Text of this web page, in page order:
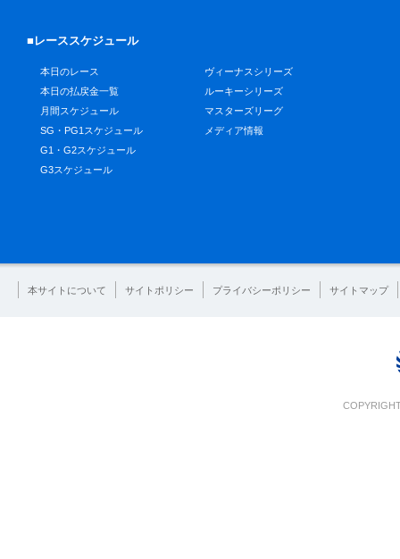
■レーススケジュール
本日のレース
本日の払戻金一覧
月間スケジュール
SG・PG1スケジュール
G1・G2スケジュール
G3スケジュール
ヴィーナスシリーズ
ルーキーシリーズ
マスターズリーグ
メディア情報
本サイトについて サイトポリシー プライバシーポリシー サイトマップ